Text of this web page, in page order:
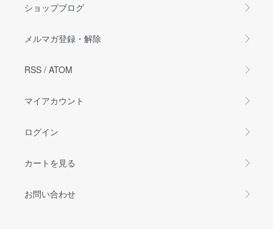
ショップブログ
メルマガ登録・解除
RSS / ATOM
マイアカウント
ログイン
カートを見る
お問い合わせ